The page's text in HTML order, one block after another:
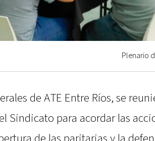
Plenario
de ATE Entre Ríos, se
Sindicato para acordar las